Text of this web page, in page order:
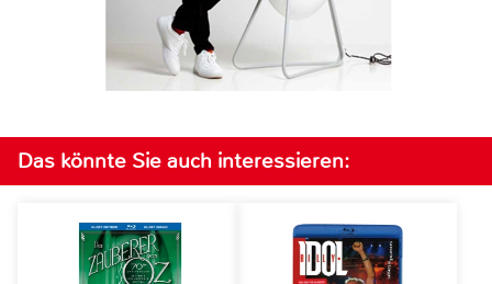
Das könnte Sie auch interessieren: